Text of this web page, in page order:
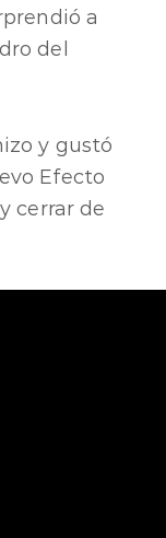
a
del
y gustó
Efecto
cerrar de